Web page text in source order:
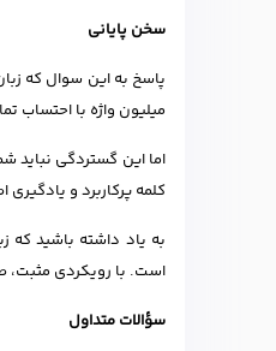
سخن پایانی
میلیون واژه با احتساب
کلمه پرکاربرد و
به یاد داشته باشید که
است. با رویکردی مثبت،
سؤالات متداول